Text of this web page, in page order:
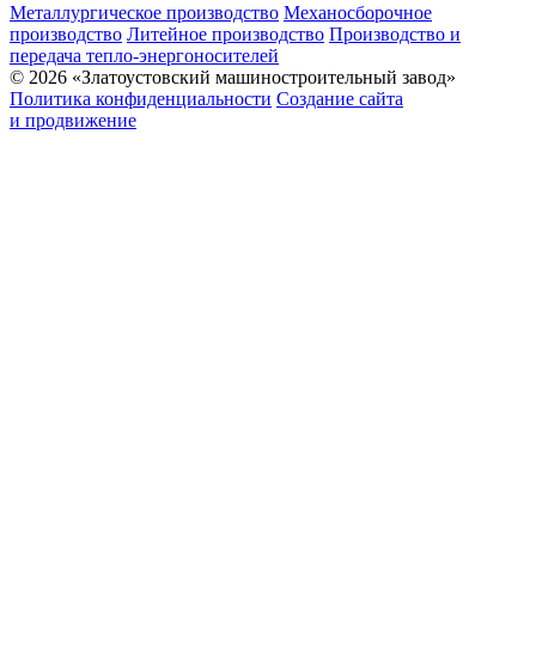
Металлургическое производство Механосборочное
производство Литейное производство Производство и
передача тепло-энергоносителей
© 2026 «Златоустовский машиностроительный завод»
Политика конфиденциальности Создание сайта
и продвижение